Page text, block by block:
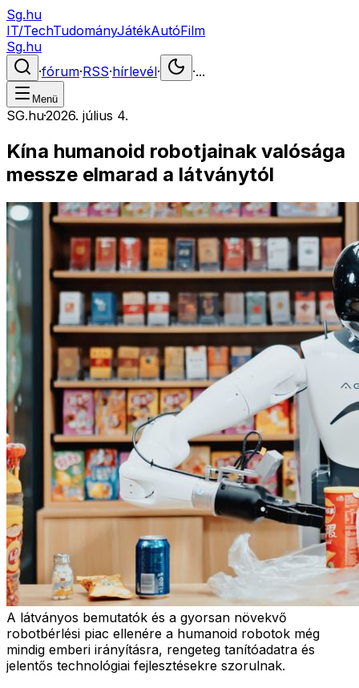
Sg.hu
IT/TechTudományJátékAutóFilm
Sg.hu
·fórum·RSS·hírlevél· ·...
Menü
SG.hu·2026. július 4.
Kína humanoid robotjainak valósága
messze elmarad a látványtól
A látványos bemutatók és a gyorsan növekvő
robotbérlési piac ellenére a humanoid robotok még
mindig emberi irányításra, rengeteg tanítóadatra és
jelentős technológiai fejlesztésekre szorulnak.